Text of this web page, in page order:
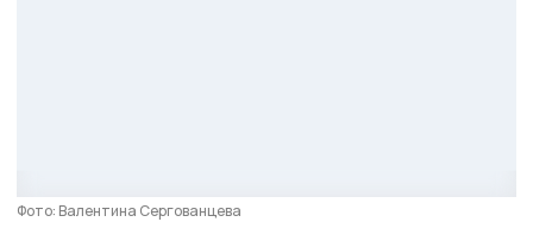
Фото: Валентина Сергованцева